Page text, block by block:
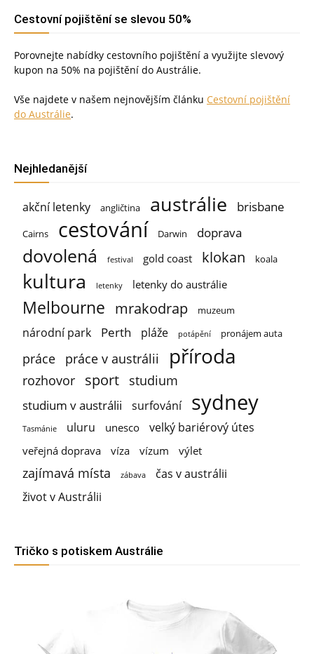
Cestovní pojištění se slevou 50%
Porovnejte nabídky cestovního pojištění a využijte slevový
kupon na 50% na pojištění do Austrálie.
Vše najdete v našem nejnovějším článku Cestovní pojištění
do Austrálie.
Nejhledanější
akční letenky angličtina austrálie brisbane
Cairns cestování Darwin doprava
dovolená festival gold coast klokan koala
kultura letenky letenky do austrálie
Melbourne mrakodrap muzeum
národní park Perth pláže potápění pronájem auta
práce práce v austrálii příroda
rozhovor sport studium
studium v austrálii surfování sydney
Tasmánie uluru unesco velký bariérový útes
veřejná doprava víza vízum výlet
zajímavá místa zábava
čas v austrálii
život v Austrálii
Tričko s potiskem Austrálie